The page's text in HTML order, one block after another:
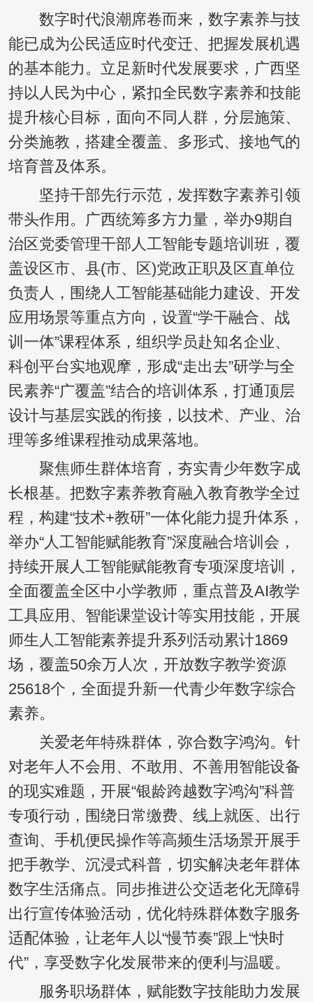
数字时代浪潮席卷而来，数字素养与技
能已成为公民适应时代变迁、把握发展机遇
的基本能力。立足新时代发展要求，广西坚
持以人民为中心，紧扣全民数字素养和技能
提升核心目标，面向不同人群，分层施策、
分类施教，搭建全覆盖、多形式、接地气的
培育普及体系。
坚持干部先行示范，发挥数字素养引领
带头作用。广西统筹多方力量，举办9期自
治区党委管理干部人工智能专题培训班，覆
盖设区市、县(市、区)党政正职及区直单位
负责人，围绕人工智能基础能力建设、开发
应用场景等重点方向，设置“学干融合、战
训一体”课程体系，组织学员赴知名企业、
科创平台实地观摩，形成“走出去”研学与全
民素养“广覆盖”结合的培训体系，打通顶层
设计与基层实践的衔接，以技术、产业、治
理等多维课程推动成果落地。
聚焦师生群体培育，夯实青少年数字成
长根基。把数字素养教育融入教育教学全过
程，构建“技术+教研”一体化能力提升体系，
举办“人工智能赋能教育”深度融合培训会，
持续开展人工智能赋能教育专项深度培训，
全面覆盖全区中小学教师，重点普及AI教学
工具应用、智能课堂设计等实用技能，开展
师生人工智能素养提升系列活动累计1869
场，覆盖50余万人次，开放数字教学资源
25618个，全面提升新一代青少年数字综合
素养。
关爱老年特殊群体，弥合数字鸿沟。针
对老年人不会用、不敢用、不善用智能设备
的现实难题，开展“银龄跨越数字鸿沟”科普
专项行动，围绕日常缴费、线上就医、出行
查询、手机便民操作等高频生活场景开展手
把手教学、沉浸式科普，切实解决老年群体
数字生活痛点。同步推进公交适老化无障碍
出行宣传体验活动，优化特殊群体数字服务
适配体验，让老年人以“慢节奏”跟上“快时
代”，享受数字化发展带来的便利与温暖。
服务职场群体，赋能数字技能助力发展